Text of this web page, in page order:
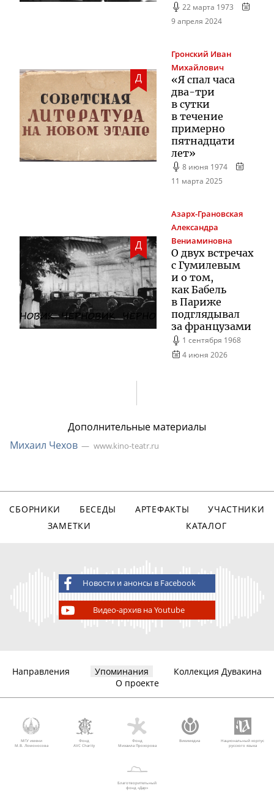
22 марта 1973
9 апреля 2024
Д
Гронский Иван
Михайлович
«Я спал часа
два-три
в сутки
в течение
примерно
пятнадцати
лет»
8 июня 1974
11 марта 2025
Д
Азарх-Грановская
Александра
Вениаминовна
О двух встречах
с Гумилевым
и о том,
как Бабель
в Париже
подглядывал
за французами
1 сентября 1968
4 июня 2026
Дополнительные материалы
Михаил Чехов
www.kino-teatr.ru
СБОРНИКИ БЕСЕДЫ АРТЕФАКТЫ
УЧАСТНИКИ
ЗАМЕТКИ
КАТАЛОГ
Новости и анонсы в Facebook
Видео-архив на Youtube
Направления Упоминания
Коллекция Дувакина
О проекте
МГУ имени
М.В. Ломоносова
Фонд
AVC Charity
Фонд
Михаила Прохорова
Викимедиа
Национальный корпус
русского языка
Благотворительный
фонд «Дар»